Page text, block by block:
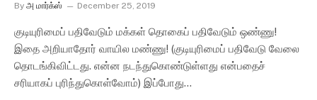
By அ மார்க்ஸ் December 25, 2019
குடியுரிமைப் பதிவேடும் மக்கள் தொகைப் பதிவேடும் ஒண்ணு!
இதை அறியாதோர் வாயில மண்ணு! (குடியுரிமைப் பதிவேடு வேலை
தொடங்கிவிட்டது. என்ன நடந்துகொண்டுள்ளது என்பதைச்
சரியாகப் புரிந்துகொள்வோம்) இப்போது…